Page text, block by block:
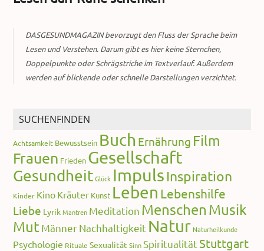
DASGESUNDMAGAZIN bevorzugt den Fluss der Sprache beim
Lesen und Verstehen. Darum gibt es hier keine Sternchen,
Doppelpunkte oder Schrägstriche im Textverlauf. Außerdem
werden auf blickende oder schnelle Darstellungen verzichtet.
SUCHENFINDEN
Achtsamkeit Bewusstsein Buch Ernährung Film
Frauen Frieden Gesellschaft
Gesundheit Glück Impuls Inspiration
Kinder Kino Kräuter Kunst Leben Lebenshilfe
Liebe Lyrik Mantren Meditation Menschen Musik
Mut MännerNachhaltigkeit Natur Naturheilkunde
Psychologie Rituale Sexualität Sinn SpiritualitätStuttgart